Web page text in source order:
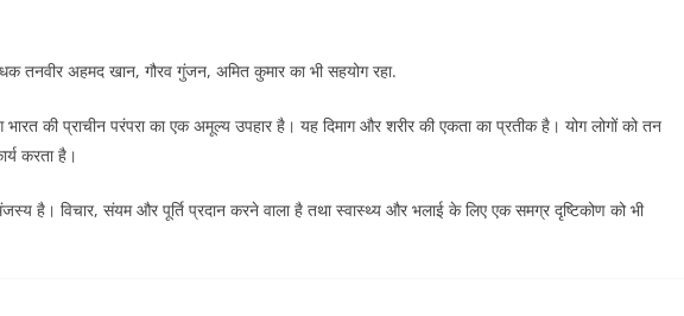
तनवीर अहमद खान, गौरव गुंजन, अमित कुमार का भी सहयोग रहा.
की प्राचीन परंपरा का एक अमूल्य उपहार है। यह दिमाग और शरीर की एकता का प्रतीक है। योग लोगों को तन
करता है।
है। विचार, संयम और पूर्ति प्रदान करने वाला है तथा स्वास्थ्य और भलाई के लिए एक समग्र दृष्टिकोण को भी